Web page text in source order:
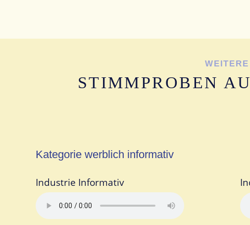
STIMMPROBEN
Kategorie werblich informativ
Industrie Informativ